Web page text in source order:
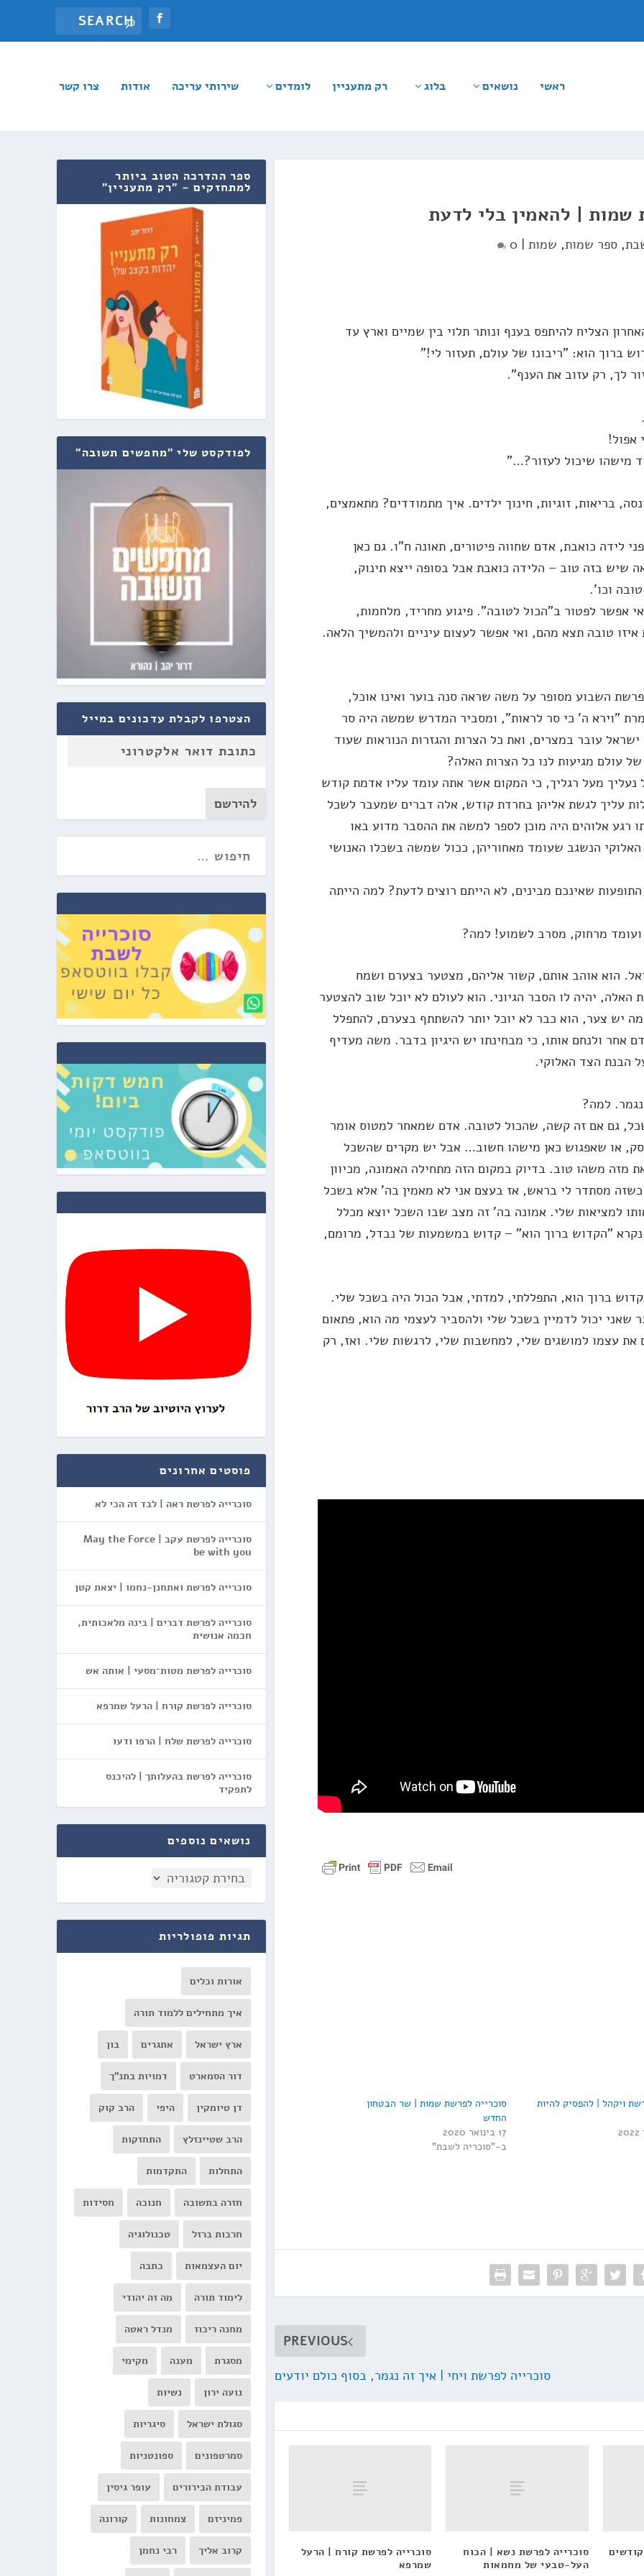
ראשי נושאים בלוג רק מתעניין לומדים שירותי עריכה אודות צרו קשר
שמות | להאמין בלי לדעת
,ספר שמות, שמות |
0
הצליח להיתפס בענף ונותר תלוי בין שמיים וארץ עד
ברוך הוא: "ריבונו של עולם, תעזור לי!"
לך, רק עזוב את הענף".
אפול!
מישהו שיכול לעזור?…"
בריאות, זוגיות, חינוך ילדים. איך מתמודדים? מתאמצים,
לידה כואבת, אדם שחווה פיטורים, תאונה ח"ו. גם כאן
שיש בזה טוב – הלידה כואבת אבל בסופה ייצא תינוק,
וכו'.
אפשר לפטור ב"הכול לטובה". פיגוע מחריד, מלחמות,
טובה תצא מהם, ואי אפשר לעצום עיניים ולהמשיך הלאה.
השבוע מסופר על משה שראה סנה בוער ואינו אוכל,
"וירא ה' כי סר לראות", ומסביר המדרש שמשה היה סר
עובר במצרים, ואת כל הצרות והגזרות הנוראות שעוד
עולם מגיעות לנו כל הצרות האלה?
מעל רגליך, כי המקום אשר אתה עומד עליו אדמת קודש
עליך לגשת אליהן בחרדת קודש, אלה דברים שמעבר לשכל
רגע אלוהים היה מוכן לספר למשה את ההסבר מדוע באו
הנשגב שעומד מאחוריהן, ככול שמשה בשכלו האנושי
שאינכם מבינים, לא הייתם רוצים לדעת? למה הייתה
מרחוק, מסרב לשמוע! למה?
הוא אוהב אותם, קשור אליהם, מצטער בצערם ושמח
יהיה לו הסבר הגיוני. הוא לעולם לא יוכל שוב להצטער
יש צער, הוא כבר לא יוכל יותר להשתתף בצערם, להתפלל
אחר ולנחם אותו, כי מבחינתו יש היגיון בדבר. משה מעדיף
הבנת הצד האלוקי.
למה?
גם אם זה קשה, שהכול לטובה. אדם שמאחר למטוס אומר
או שאפגוש כאן מישהו חשוב… אבל יש מקרים שהשכל
מזה משהו טוב. בדיוק במקום הזה מתחילה האמונה, מכיוון
מסתדר לי בראש, אז בעצם אני לא מאמין בה' אלא בשכל
למציאות שלי. אמונה בה' זה מצב שבו השכל יוצא מכלל
נקרא "הקדוש ברוך הוא" – קדוש במשמעות של נבדל, מרומם,
ברוך הוא, התפללתי, למדתי, אבל הכול היה בשכל שלי.
שאני יכול לדמיין בשכל שלי ולהסביר לעצמי מה הוא, פתאום
עצמו למושגים שלי, למחשבות שלי, לרגשות שלי. ואז, רק
ויקהל | להפסיק להיות
סוכרייה לפרשת שמות | שר הבטחון
החדש
17 בינואר 2020
ב-"סוכריה לשבת"
PREVIOUS
סוכרייה לפרשת ויחי | איך זה נגמר, בסוף כולם יודעים
סוכרייה לפרשת נשא | הכוח
העל-טבעי של מחמאות
סוכרייה לפרשת קורח | הרעל
שמרפא
ספר ההדרכה הטוב ביותר
למתחזקים – "רק מתעניין"
לפודקסט שלי "מחפשים תשובה"
הצטרפו לקבלת עדכונים במייל
להירשם
פוסטים אחרונים
סוכרייה לפרשת ראה | לבד זה הכי לא
סוכרייה לפרשת עקב | May the Force
be with you
סוכרייה לפרשת ואתחנן-נחמו | יצאת קטן
סוכרייה לפרשת דברים | בינה מלאכותית,
חכמה אנושית
סוכרייה לפרשת מטות־מסעי | אותה אש
סוכרייה לפרשת קורח | הרעל שמרפא
סוכרייה לפרשת שלח | הרפו ודעו
סוכרייה לפרשת בהעלותך | להיכנס
לתפקיד
נושאים נוספים
תגיות פופולריות
אורות וכלים
איך מתחילים ללמוד תורה
ארץ ישראל אתגרים בון
דור הסמארט דמויות בתנ"ך
דן טיומקין היפי הרב קוק
הרב שטיינזלץ התחזקות
התחלות התקדמות
חזרה בתשובה חנוכה חסידות
חרבות ברזל טכנולוגיה
יום העצמאות כתבה
לימוד תורה מה זה יהודי
מחנה ריכוז מנדל ראטה
מסגרת מענה מקימי
נועה ירון נשיות
סגולת ישראל סיגריות
סמרטפונים ספונטניות
עבודת הבירורים עופר גיסין
פמיניזם צמחונות קורונה
קרוב אליך רבי נחמן